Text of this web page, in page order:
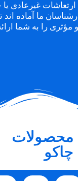
ارتعاشات غیرعادی
ما آماده اند
را به شما
محصولات
چاکو